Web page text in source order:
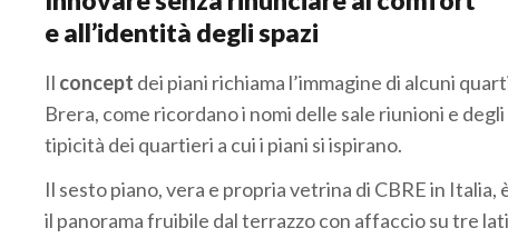
e all’identità degli spazi
Il concept dei piani richiama l’immagine di alcuni
Brera, come ricordano i nomi delle sale riunioni e
tipicità dei quartieri a cui i piani si ispirano.
Il sesto piano, vera e propria vetrina di CBRE in
il panorama fruibile dal terrazzo con affaccio su tre